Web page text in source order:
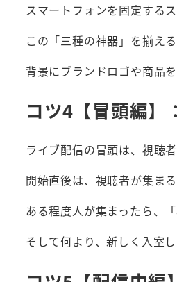
スマートフォンを固定する
この「三種の神器」を揃え
背景にブランドロゴや商品
コツ4【冒頭編】
ライブ配信の冒頭は、視聴
開始直後は、視聴者が集ま
ある程度人が集まったら、
そして何より、新しく入室